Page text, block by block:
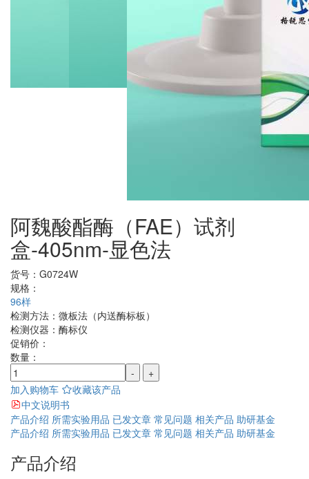
阿魏酸酯酶（FAE）试剂
盒-405nm-显色法
货号： G0724W
规格：
96样
检测方法： 微板法（内送酶标板）
检测仪器： 酶标仪
促销价：
数量：
-
+
加入购物车
收藏该产品
中文说明书
产品介绍 所需实验用品 已发文章 常见问题 相关产品 助研基金
产品介绍 所需实验用品 已发文章 常见问题 相关产品 助研基金
产品介绍